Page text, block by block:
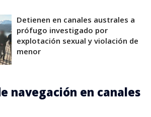
Detienen en canales australes a
prófugo investigado por
explotación sexual y violación de
menor
navegación en canales